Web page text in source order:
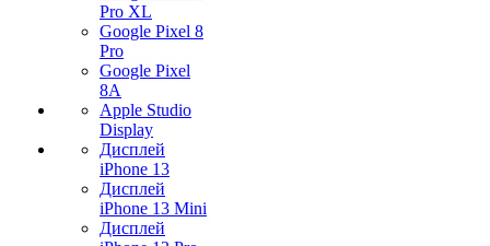
Pro XL
Google Pixel 8
Pro
Google Pixel
8A
Apple Studio
Display
Дисплей
iPhone 13
Дисплей
iPhone 13 Mini
Дисплей